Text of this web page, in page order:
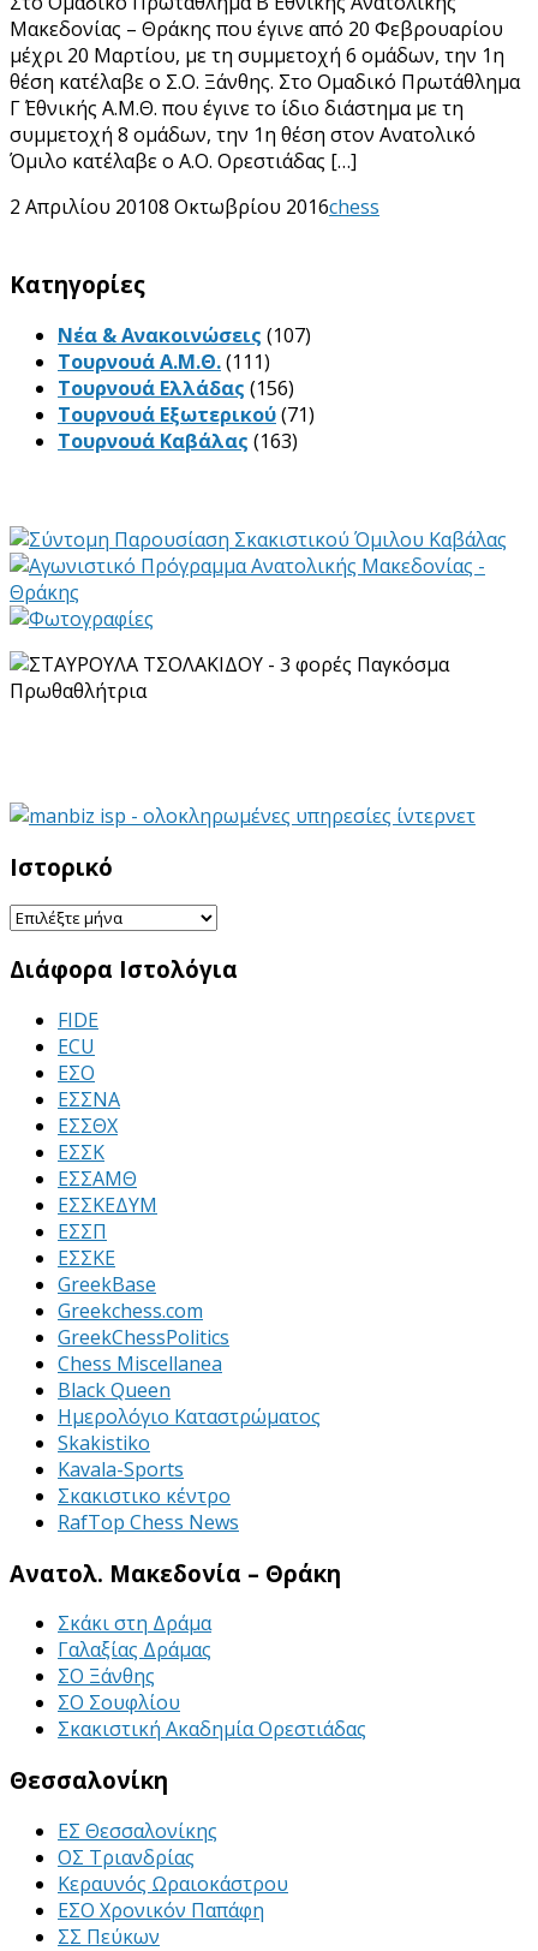
Μακεδονίας – Θράκης που έγινε από 20 Φεβρουαρίου
μέχρι 20 Μαρτίου, με τη συμμετοχή 6 ομάδων, την 1η
θέση κατέλαβε ο Σ.Ο. Ξάνθης. Στο Ομαδικό Πρωτάθλημα
Γ΄ Εθνικής Α.Μ.Θ. που έγινε το ίδιο διάστημα με τη
συμμετοχή 8 ομάδων, την 1η θέση στον Ανατολικό
Όμιλο κατέλαβε ο Α.Ο. Ορεστιάδας […]
2 Απριλίου 20108 Οκτωβρίου 2016chess
Kατηγορίες
Νέα & Ανακοινώσεις (107)
Τουρνουά Α.Μ.Θ.(111)
Τουρνουά Ελλάδας (156)
Τουρνουά Εξωτερικού(71)
Τουρνουά Καβάλας (163)
Ιστορικό
Ιστορικό
Διάφορα Ιστολόγια
FIDE
ECU
ΕΣΟ
ΕΣΣΝΑ
ΕΣΣΘΧ
ΕΣΣΚ
ΕΣΣΑΜΘ
ΕΣΣΚΕΔΥΜ
ΕΣΣΠ
ΕΣΣΚΕ
GreekBase
Greekchess.com
GreekChessPolitics
Chess Miscellanea
Black Queen
Ημερολόγιο Καταστρώματος
Skakistiko
Kavala-Sports
Σκακιστικο κέντρο
RafTop Chess News
Ανατολ. Μακεδονία – Θράκη
Σκάκι στη Δράμα
Γαλαξίας Δράμας
ΣΟ Ξάνθης
ΣΟ Σουφλίου
Σκακιστική Ακαδημία Ορεστιάδας
Θεσσαλονίκη
ΕΣ Θεσσαλονίκης
ΟΣ Τριανδρίας
Κεραυνός Ωραιοκάστρου
ΕΣΟ Χρονικόν Παπάφη
ΣΣ Πεύκων